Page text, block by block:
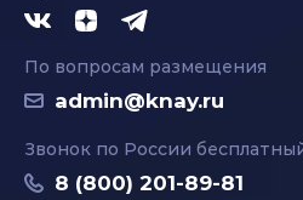
По вопросам размещения
admin@knay.ru
Звонок по России
8 (800) 201-89-81